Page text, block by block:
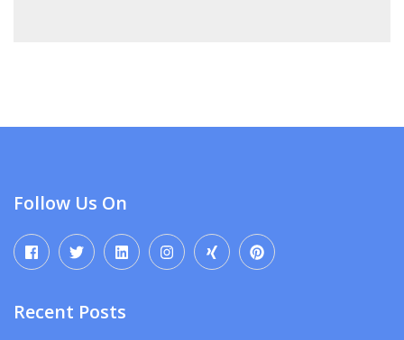
Follow Us On
Recent Posts